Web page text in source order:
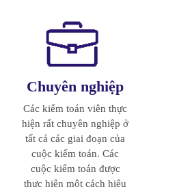
Chuyên nghiệp
Các kiểm toán viên thực
hiện rất chuyên nghiệp ở
tất cả các giai đoạn của
cuộc kiểm toán. Các
cuộc kiểm toán được
thực hiện một cách hiệu